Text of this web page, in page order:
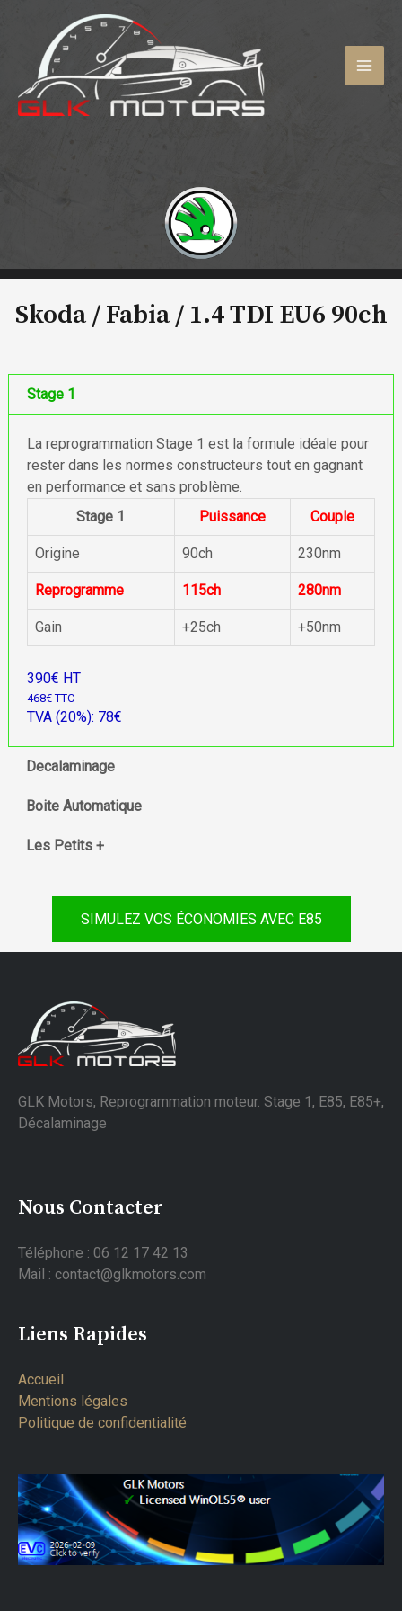
contenu
Skoda / Fabia / 1.4 TDI EU6 90ch
Stage 1
La reprogrammation Stage 1 est la formule idéale pour
rester dans les normes constructeurs tout en gagnant
en performance et sans problème.
Stage 1
Puissance Couple
Origine 90ch 230nm
Reprogramme 115ch 280nm
Gain +25ch +50nm
390€ HT
468€ TTC
TVA (20%): 78€
Decalaminage
Boite Automatique
Les Petits +
SIMULEZ VOS ÉCONOMIES AVEC E85
GLK Motors, Reprogrammation moteur. Stage 1, E85, E85+,
Décalaminage
Nous Contacter
Téléphone : 06 12 17 42 13
Mail : contact@glkmotors.com
Liens Rapides
Accueil
Mentions légales
Politique de confidentialité